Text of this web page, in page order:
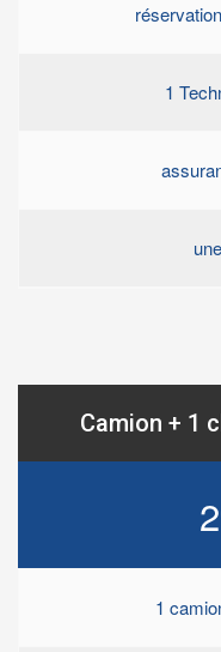
1
Camion + 1
1